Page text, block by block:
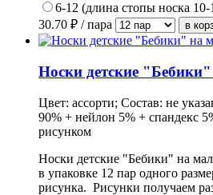
6-12 (длина стопы носка 10-
30.70 ₽ / пара
Носки детские
Цвет: ассорти; Состав: не
90% + нейлон 5% + спандекс
рисунком
Носки детские "Бебики" на
в упаковке 12 пар одного
рисунка. Рисунки получаем